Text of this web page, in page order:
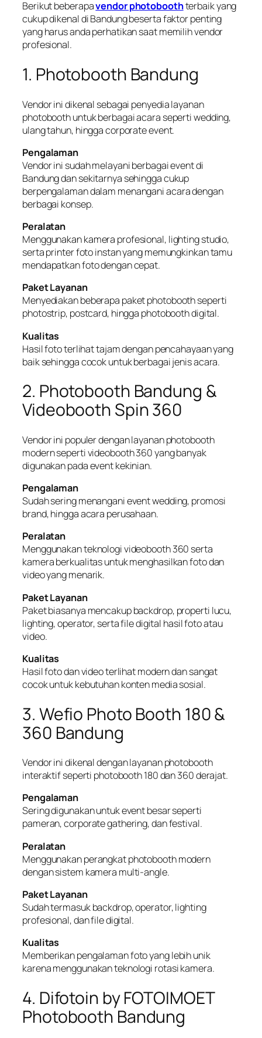
Berikut beberapavendor photoboothterbaik yang
cukup dikenal di Bandung beserta faktor penting
yang harus anda perhatikan saat memilih vendor
profesional.
1. Photobooth Bandung
Vendor ini dikenal sebagai penyedia layanan
photobooth untuk berbagai acara seperti wedding,
ulang tahun, hingga corporate event.
Pengalaman
Vendor ini sudah melayani berbagai event di
Bandung dan sekitarnya sehingga cukup
berpengalaman dalam menangani acara dengan
berbagai konsep.
Peralatan
Menggunakan kamera profesional, lighting studio,
serta printer foto instan yang memungkinkan tamu
mendapatkan foto dengan cepat.
Paket Layanan
Menyediakan beberapa paket photobooth seperti
photostrip, postcard, hingga photobooth digital.
Kualitas
Hasil foto terlihat tajam dengan pencahayaan yang
baik sehingga cocok untuk berbagai jenis acara.
2. Photobooth Bandung &
Videobooth Spin 360
Vendor ini populer dengan layanan photobooth
modern seperti videobooth 360 yang banyak
digunakan pada event kekinian.
Pengalaman
Sudah sering menangani event wedding, promosi
brand, hingga acara perusahaan.
Peralatan
Menggunakan teknologi videobooth 360 serta
kamera berkualitas untuk menghasilkan foto dan
video yang menarik.
Paket Layanan
Paket biasanya mencakup backdrop, properti lucu,
lighting, operator, serta file digital hasil foto atau
video.
Kualitas
Hasil foto dan video terlihat modern dan sangat
cocok untuk kebutuhan konten media sosial.
3. Wefio Photo Booth 180 &
360 Bandung
Vendor ini dikenal dengan layanan photobooth
interaktif seperti photobooth 180 dan 360 derajat.
Pengalaman
Sering digunakan untuk event besar seperti
pameran, corporate gathering, dan festival.
Peralatan
Menggunakan perangkat photobooth modern
dengan sistem kamera multi-angle.
Paket Layanan
Sudah termasuk backdrop, operator, lighting
profesional, dan file digital.
Kualitas
Memberikan pengalaman foto yang lebih unik
karena menggunakan teknologi rotasi kamera.
4. Difotoin by FOTOIMOET
Photobooth Bandung